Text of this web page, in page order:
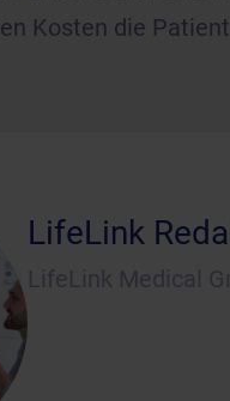
Kosten die
LifeLink